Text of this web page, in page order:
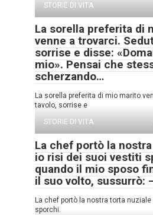
STORIE DI VITA
La sorella preferita di
venne a trovarci.
sorrise e disse:
mio». Pensai che
scherzando…
La sorella preferita di mio marito
tavolo, sorrise e
STORIE DI VITA
La chef portò la
io risi dei suoi vestiti
quando il mio sposo
il suo volto, sussurrò:
La chef portò la nostra torta
sporchi.